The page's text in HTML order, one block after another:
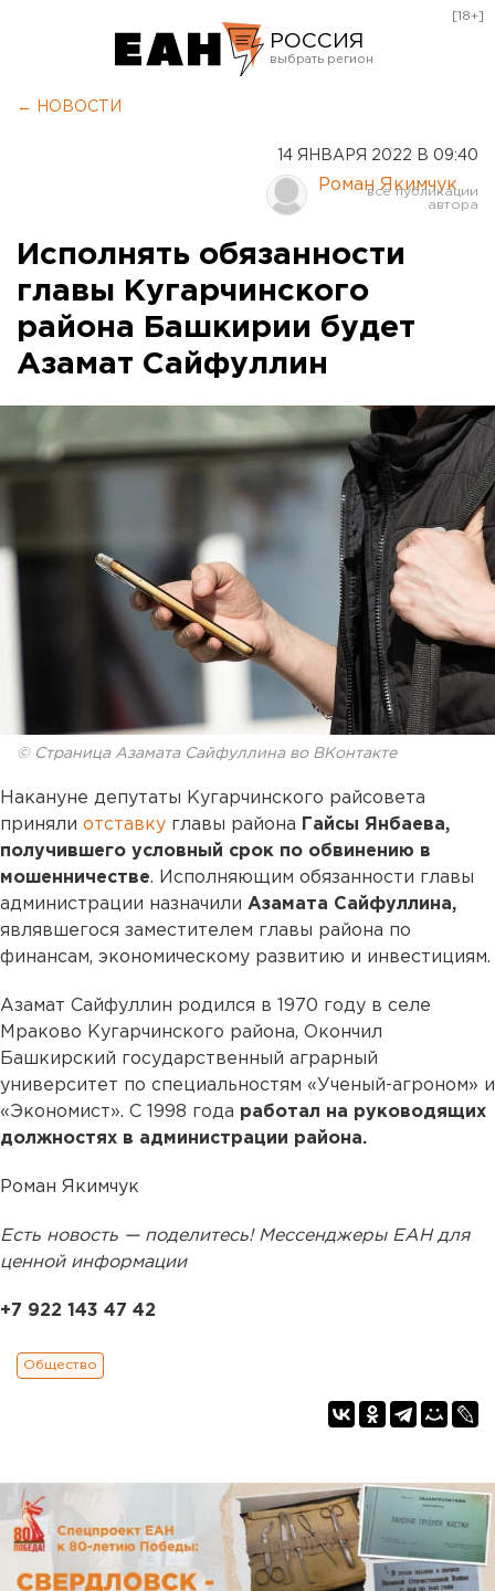
РОССИЯ
Курган
Оренбург
[18+]
← НОВОСТИ
14 ЯНВАРЯ 2022 В 09:40
Роман Якимчук
Исполнять обязанности
главы Кугарчинского
района Башкирии будет
Азамат Сайфуллин
© Страница Азамата Сайфуллина во ВКонтакте
Накануне депутаты Кугарчинского райсовета
приняли отставку главы района
Гайсы Янбаева,
получившего условный срок по обвинению в
мошенничестве. Исполняющим обязанности главы
администрации назначили Азамата Сайфуллина,
являвшегося заместителем главы района по
финансам, экономическому развитию и инвестициям.
Азамат Сайфуллин родился в 1970 году в селе
Мраково Кугарчинского района, Окончил
Башкирский государственный аграрный
университет по специальностям «Ученый-агроном» и
«Экономист». С 1998 года работал на руководящих
должностях в администрации района.
Роман Якимчук
Есть новость — поделитесь! Мессенджеры ЕАН для
ценной информации
+7 922 143 47 42
Общество